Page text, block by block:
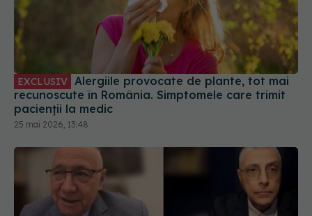
EXCLUSIV
recunoscute în România. Simptomele care trimit
pacienții la medic
25 mai 2026, 13:48